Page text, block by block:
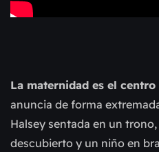
La maternidad es el
anuncia de forma
Halsey sentada en un
descubierto y un niño en